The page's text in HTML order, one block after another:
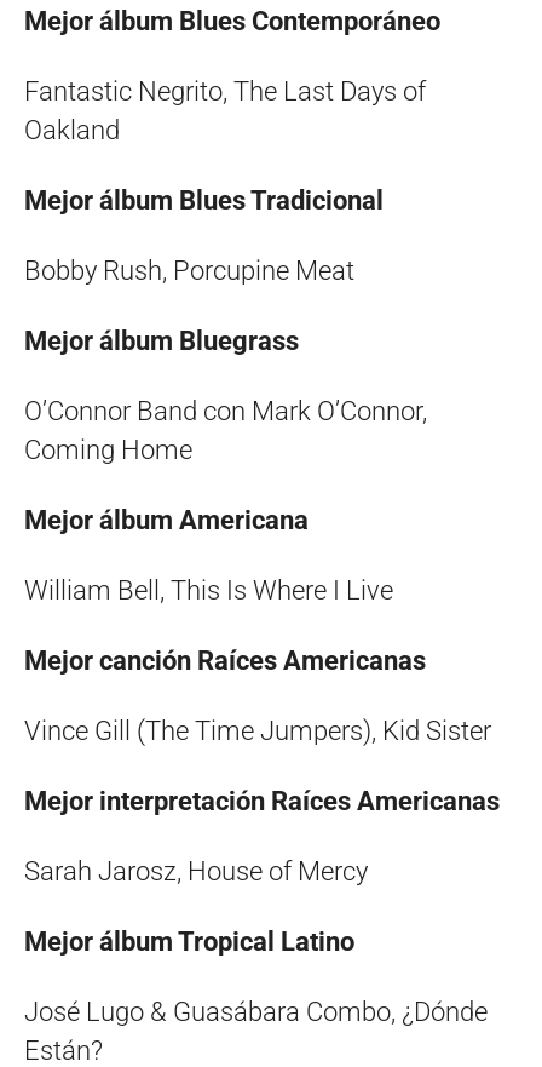
Mejor álbum Blues Contemporáneo
Fantastic Negrito, The Last Days of
Oakland
Mejor álbum Blues Tradicional
Bobby Rush, Porcupine Meat
Mejor álbum Bluegrass
O’Connor Band con Mark O’Connor,
Coming Home
Mejor álbum Americana
William Bell, This Is Where I Live
Mejor canción Raíces Americanas
Vince Gill (The Time Jumpers), Kid Sister
Mejor interpretación Raíces Americanas
Sarah Jarosz, House of Mercy
Mejor álbum Tropical Latino
José Lugo & Guasábara Combo, ¿Dónde
Están?